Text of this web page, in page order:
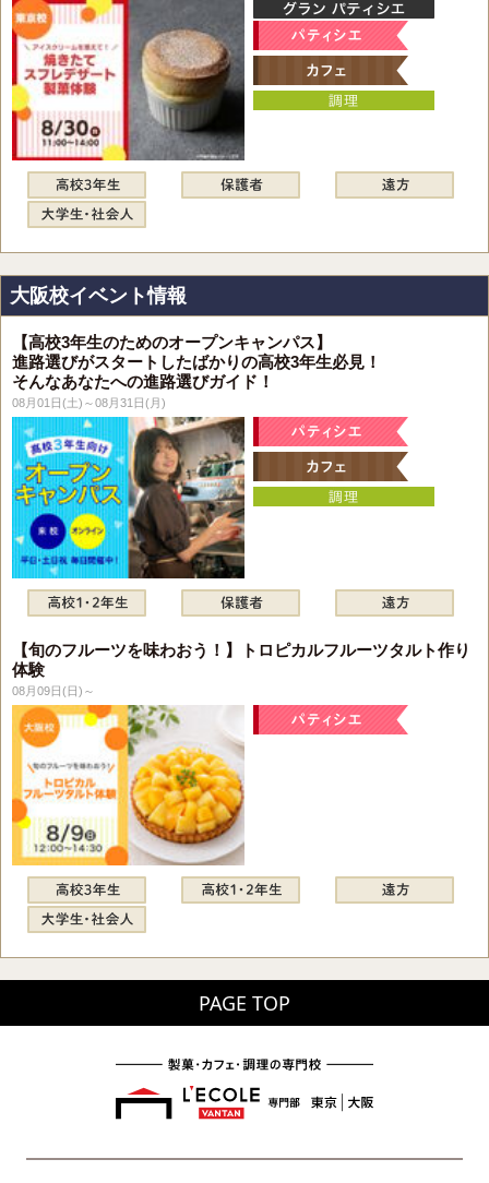
大阪校イベント情報
【高校3年生のためのオープンキャンパス】
進路選びがスタートしたばかりの高校3年生必見！
そんなあなたへの進路選びガイド！
08月01日(土)～08月31日(月)
【旬のフルーツを味わおう！】トロピカルフルーツタルト作り
体験
08月09日(日)～
PAGE TOP